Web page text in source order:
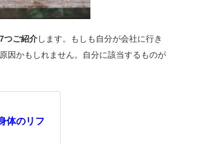
つご紹介します。もしも自分が会社に行き
因かもしれません。自分に該当するものが
体のリフ